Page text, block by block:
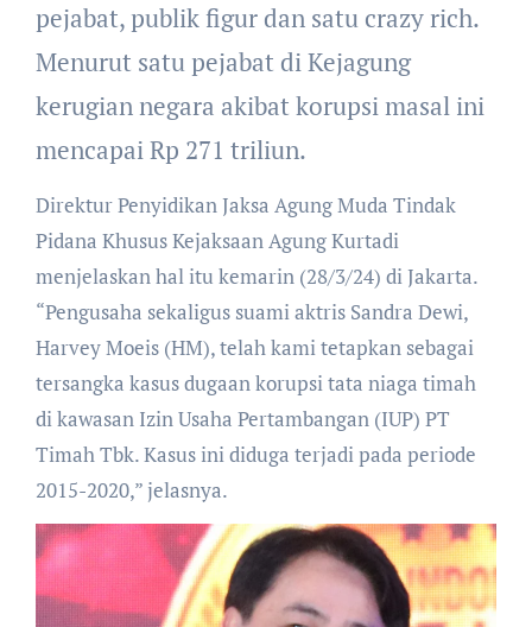
pejabat, publik figur dan satu crazy rich.
Menurut satu pejabat di Kejagung
kerugian negara akibat korupsi masal ini
mencapai Rp 271 triliun.
Direktur Penyidikan Jaksa Agung Muda Tindak
Pidana Khusus Kejaksaan Agung Kurtadi
menjelaskan hal itu kemarin (28/3/24) di Jakarta.
“Pengusaha sekaligus suami aktris Sandra Dewi,
Harvey Moeis (HM), telah kami tetapkan sebagai
tersangka kasus dugaan korupsi tata niaga timah
di kawasan Izin Usaha Pertambangan (IUP) PT
Timah Tbk. Kasus ini diduga terjadi pada periode
2015-2020,” jelasnya.